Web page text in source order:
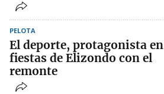
PELOTA
El deporte, protagonista en
fiestas de Elizondo con el
remonte